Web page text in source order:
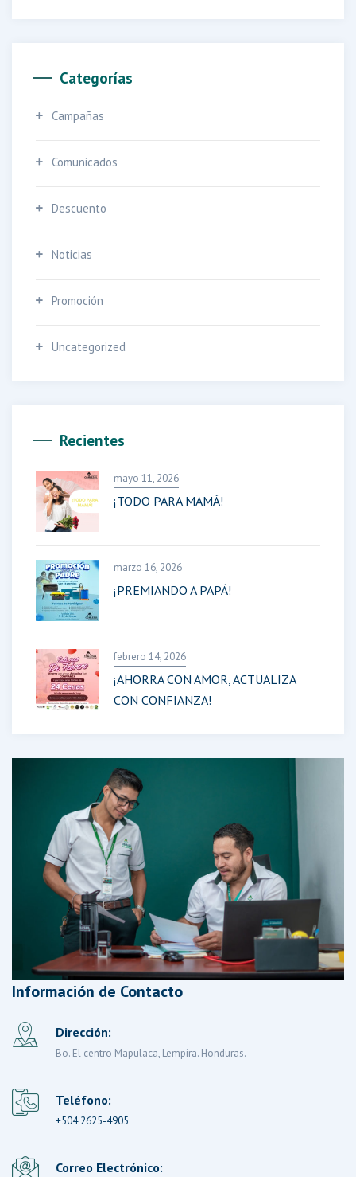
Categorías
Campañas
Comunicados
Descuento
Noticias
Promoción
Uncategorized
Recientes
mayo 11, 2026
¡TODO PARA MAMÁ!
marzo 16, 2026
¡PREMIANDO A PAPÁ!
febrero 14, 2026
¡AHORRA CON AMOR, ACTUALIZA
CON CONFIANZA!
Información de Contacto
Dirección:
Bo. El centro Mapulaca, Lempira. Honduras.
Teléfono:
+504 2625-4905
Correo Electrónico: